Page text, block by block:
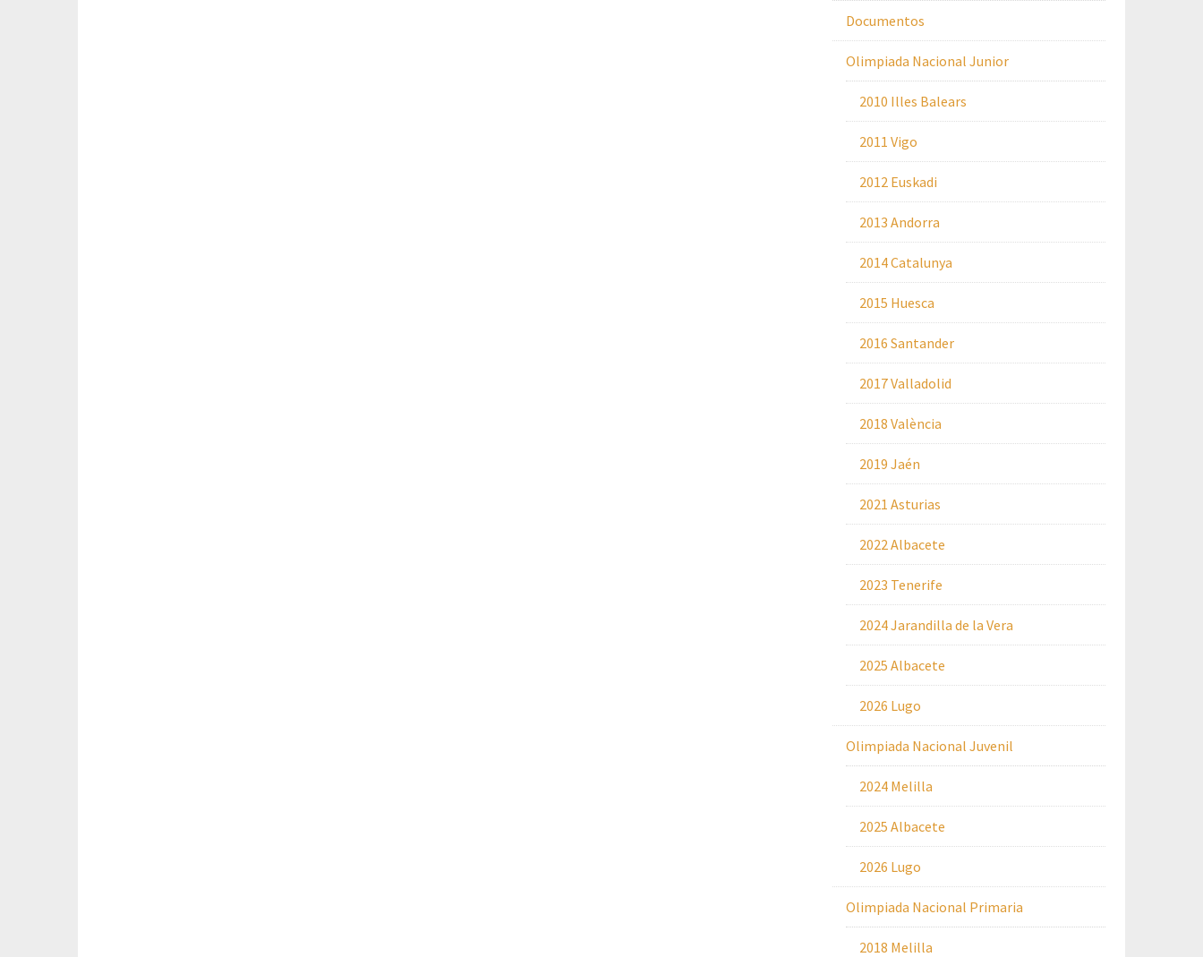
Documentos
Olimpiada Nacional Junior
2010 Illes Balears
2011 Vigo
2012 Euskadi
2013 Andorra
2014 Catalunya
2015 Huesca
2016 Santander
2017 Valladolid
2018 València
2019 Jaén
2021 Asturias
2022 Albacete
2023 Tenerife
2024 Jarandilla de la Vera
2025 Albacete
2026 Lugo
Olimpiada Nacional Juvenil
2024 Melilla
2025 Albacete
2026 Lugo
Olimpiada Nacional Primaria
2018 Melilla